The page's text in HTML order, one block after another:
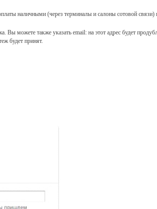
наличными (через терминалы и салоны сотовой связи)
Вы можете также указать email: на этот адрес будет
будет принят.